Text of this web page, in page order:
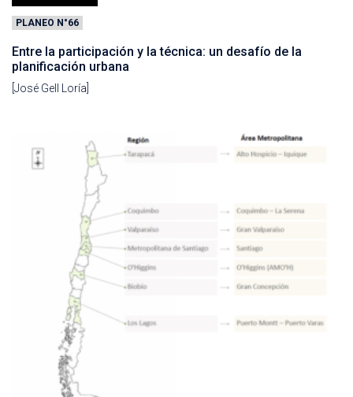
PLANEO N°66
Entre la participación y la técnica: un desafío de la
planificación urbana
[José Gell Loría]